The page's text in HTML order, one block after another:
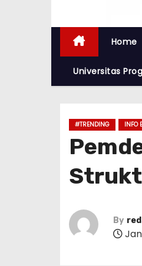
Home
Universitas
#TRENDING INFO
By